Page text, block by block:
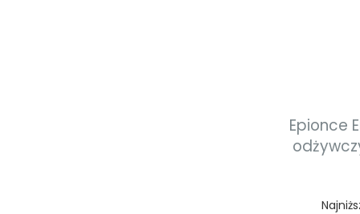
Epionce